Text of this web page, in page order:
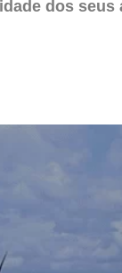
dos seus